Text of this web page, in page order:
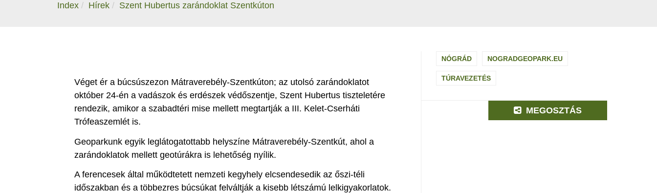
Index Hírek Szent Hubertus zarándoklat Szentkúton
Véget ér a búcsúszezon Mátraverebély-Szentkúton; az utolsó zarándoklatot
október 24-én a vadászok és erdészek védőszentje, Szent Hubertus tiszteletére
rendezik, amikor a szabadtéri mise mellett megtartják a III. Kelet-Cserháti
Trófeaszemlét is.
Geoparkunk egyik leglátogatottabb helyszíne Mátraverebély-Szentkút, ahol a
zarándoklatok mellett geotúrákra is lehetőség nyílik.
A ferencesek által működtetett nemzeti kegyhely elcsendesedik az őszi-téli
időszakban és a többezres búcsúkat felváltják a kisebb létszámú lelkigyakorlatok.
NÓGRÁD NOGRADGEOPARK.EU
TÚRAVEZETÉS
MEGOSZTÁS